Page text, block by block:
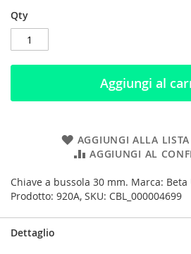
Qty
Aggiungi al
AGGIUNGI ALLA
AGGIUNGI AL
Chiave a bussola 30 mm. Marca: Beta
Prodotto: 920A, SKU: CBL_000004699
Dettaglio